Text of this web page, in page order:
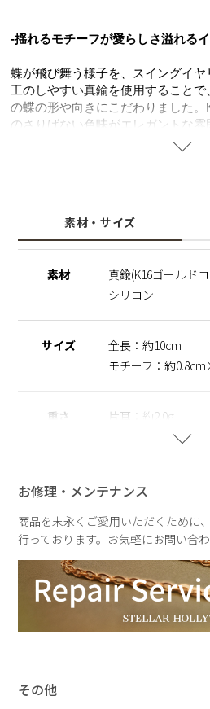
-揺れるモチーフが愛らしさ溢れる
蝶が飛び舞う様子を、スイングイ
工のしやすい真鍮を使用すること
の蝶の形や向きにこだわりました
のさりげない色味がエレガントな雰
イヤリングの金具を見えにくくし
女子会やオケージョンなど幅広い
す。
素材・サイズ
素材
真鍮(K16ゴールド
シリコン
サイズ
全長：約10cm
モチーフ：約
重さ 片耳：約2.0g
お修理・メンテナンス
商品を末永くご愛用いただくために
行っております。お気軽にお問い合わ
その他